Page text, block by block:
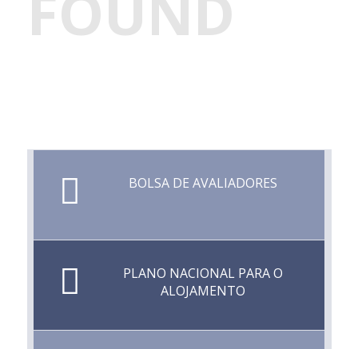
BOLSA DE AVALIADORES
PLANO NACIONAL PARA O
ALOJAMENTO